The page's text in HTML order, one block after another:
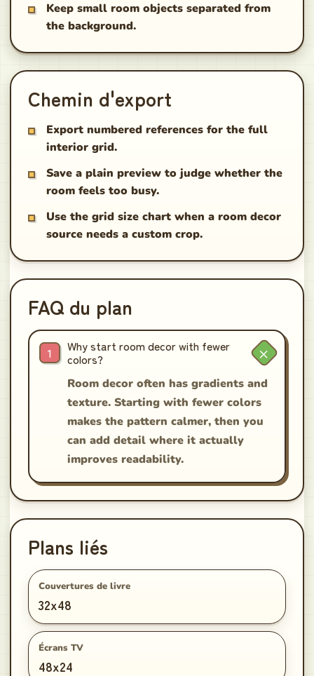
Keep small room objects separated from
the background.
Chemin d'export
Export numbered references for the full
interior grid.
Save a plain preview to judge whether the
room feels too busy.
Use the grid size chart when a room decor
source needs a custom crop.
FAQ du plan
Why start room decor with fewer
colors?
Room decor often has gradients and
texture. Starting with fewer colors
makes the pattern calmer, then you
can add detail where it actually
improves readability.
Plans liés
Couvertures de livre
32x48
Écrans TV
48x24